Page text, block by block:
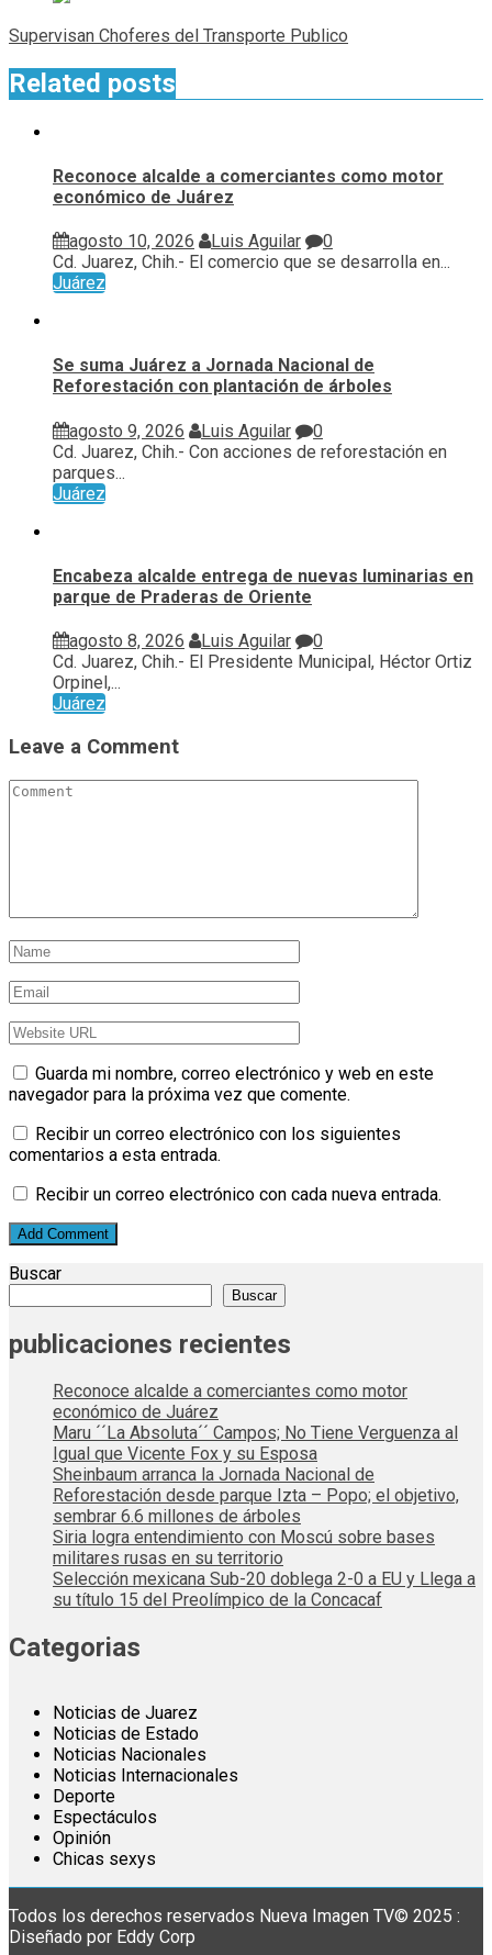
Supervisan Choferes del Transporte Publico
Related posts
Reconoce alcalde a comerciantes como motor
económico de Juárez
agosto 10, 2026 Luis Aguilar
0
Cd. Juarez, Chih.- El comercio que se desarrolla en...
Juárez
Se suma Juárez a Jornada Nacional de
Reforestación con plantación de árboles
agosto 9, 2026 Luis Aguilar
0
Cd. Juarez, Chih.- Con acciones de reforestación en
parques...
Juárez
Encabeza alcalde entrega de nuevas luminarias en
parque de Praderas de Oriente
agosto 8, 2026 Luis Aguilar
0
Cd. Juarez, Chih.- El Presidente Municipal, Héctor Ortiz
Orpinel,...
Juárez
Leave a Comment
Guarda mi nombre, correo electrónico y web en este
navegador para la próxima vez que comente.
Recibir un correo electrónico con los siguientes
comentarios a esta entrada.
Recibir un correo electrónico con cada nueva entrada.
Buscar
Buscar
publicaciones recientes
Reconoce alcalde a comerciantes como motor
económico de Juárez
Maru ´´La Absoluta´´ Campos; No Tiene Verguenza al
Igual que Vicente Fox y su Esposa
Sheinbaum arranca la Jornada Nacional de
Reforestación desde parque Izta – Popo; el objetivo,
sembrar 6.6 millones de árboles
Siria logra entendimiento con Moscú sobre bases
militares rusas en su territorio
Selección mexicana Sub-20 doblega 2-0 a EU y Llega a
su título 15 del Preolímpico de la Concacaf
Categorias
Noticias de Juarez
Noticias de Estado
Noticias Nacionales
Noticias Internacionales
Deporte
Espectáculos
Opinión
Chicas sexys
Todos los derechos reservados Nueva Imagen TV© 2025 :
Diseñado por Eddy Corp